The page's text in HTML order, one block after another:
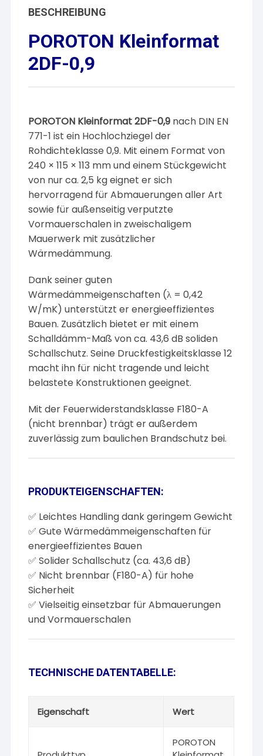
BESCHREIBUNG
POROTON Kleinformat
2DF-0,9
POROTON Kleinformat 2DF-0,9 nach DIN EN
771-1 ist ein Hochlochziegel der
Rohdichteklasse 0,9. Mit einem Format von
240 × 115 × 113 mm und einem Stückgewicht
von nur ca. 2,5 kg eignet er sich
hervorragend für Abmauerungen aller Art
sowie für außenseitig verputzte
Vormauerschalen in zweischaligem
Mauerwerk mit zusätzlicher
Wärmedämmung.
Dank seiner guten
Wärmedämmeigenschaften (λ = 0,42
W/mK) unterstützt er energieeffizientes
Bauen. Zusätzlich bietet er mit einem
Schalldämm-Maß von ca. 43,6 dB soliden
Schallschutz. Seine Druckfestigkeitsklasse 12
macht ihn für nicht tragende und leicht
belastete Konstruktionen geeignet.
Mit der Feuerwiderstandsklasse F180-A
(nicht brennbar) trägt er außerdem
zuverlässig zum baulichen Brandschutz bei.
PRODUKTEIGENSCHAFTEN:
✅ Leichtes Handling dank geringem Gewicht
✅ Gute Wärmedämmeigenschaften für
energieeffizientes Bauen
✅ Solider Schallschutz (ca. 43,6 dB)
✅ Nicht brennbar (F180-A) für hohe
Sicherheit
✅ Vielseitig einsetzbar für Abmauerungen
und Vormauerschalen
TECHNISCHE DATENTABELLE:
Eigenschaft Wert
POROTON